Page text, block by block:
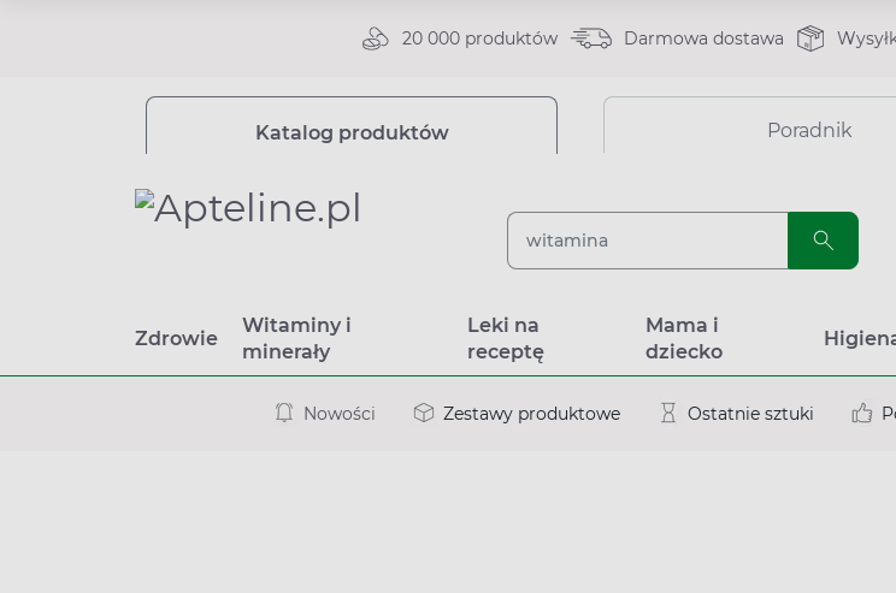
20 000 produktów Darmowa dostawa
Katalog produktów Poradnik
Zdrowie
Witaminy i
minerały
Leki na
receptę
Mama i
dziecko
Nowości Zestawy produktowe Ostatnie sztuki